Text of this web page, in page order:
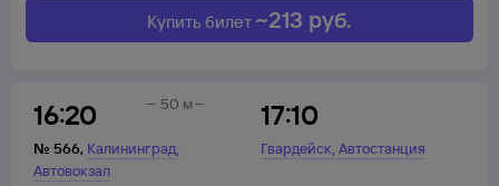
Купить билет ~213 руб.
16:20
№ 566, Калининград,
Автовокзал
17:10
Гвардейск,Автостанция
50 м